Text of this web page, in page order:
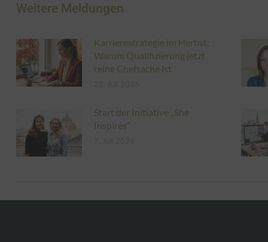
Weitere Meldungen
Karrierestrategie im Herbst:
Warum Qualifizierung jetzt
reine Chefsache ist
Start der Initiative „She
Inspires“